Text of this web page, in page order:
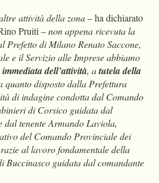
attività della zona– ha dichiarato
Pruiti –non appena ricevuta la
Prefetto di Milano Renato Saccone,
e il Servizio alle Imprese abbiamo
dell’attività, atutela della
quanto disposto dalla Prefettura
di indagine condotta dal Comando
di Corsico guidata dal
dal tenente Armando Laviola,
del Comando Provinciale dei
al lavoro fondamentale della
Buccinasco guidata dal comandante